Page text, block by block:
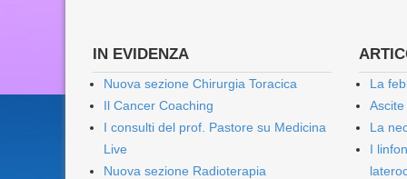
IN EVIDENZA
Nuova sezione Chirurgia Toracica
Il Cancer Coaching
I consulti del prof. Pastore su Medicina
Live
Nuova sezione Radioterapia
La
La
I